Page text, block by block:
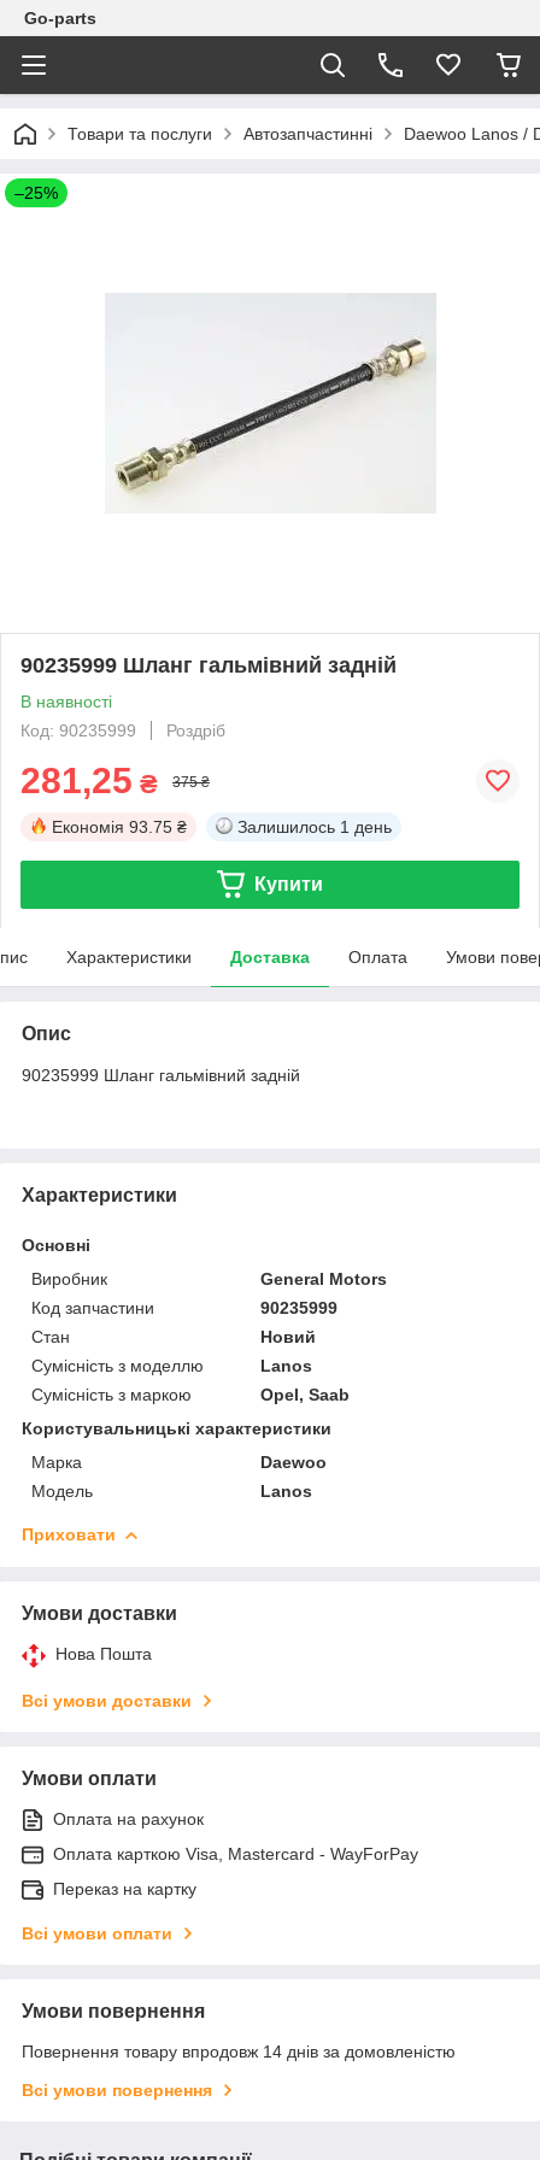
Go-parts
Товари та послуги Автозапчастинні Daewoo Lanos /
–25%
90235999 Шланг гальмівний задній
В наявності
Код: 90235999
Роздріб
281,25 ₴ 375 ₴
Економія 93.75 ₴ Залишилось 1 день
Купити
Характеристики Доставка Оплата Умови
Опис
90235999 Шланг гальмівний задній
Характеристики
Основні
Виробник
General Motors
Код запчастини
90235999
Стан
Новий
Сумісність з моделлю
Lanos
Сумісність з маркою
Opel, Saab
Користувальницькі характеристики
Марка
Daewoo
Модель
Lanos
Приховати
Умови доставки
Нова Пошта
Всі умови доставки
Умови оплати
Оплата на рахунок
Оплата карткою Visa, Mastercard - WayForPay
Переказ на картку
Всі умови оплати
Умови повернення
Повернення товару впродовж 14 днів за домовленістю
Всі умови повернення